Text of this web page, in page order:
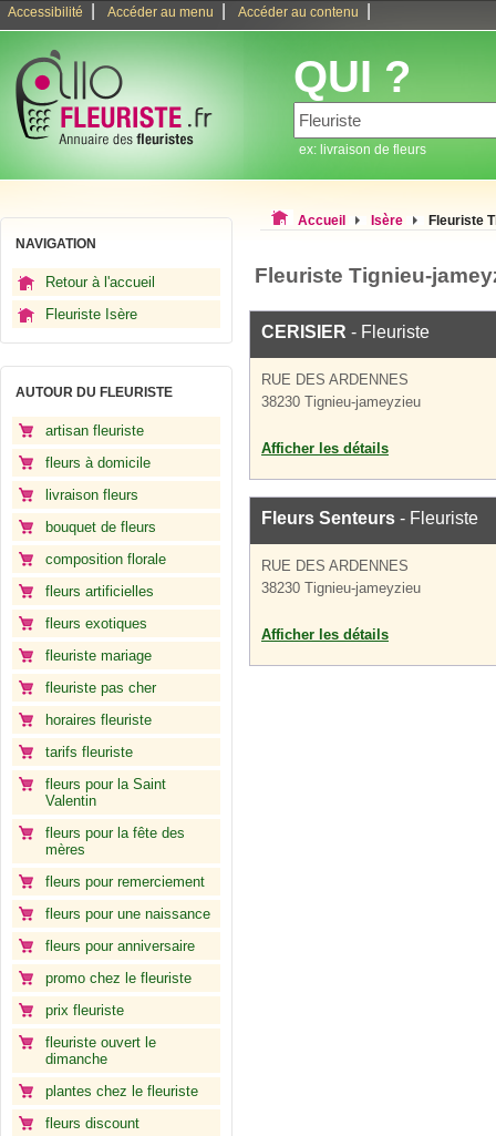
Accessibilité Accéder au menu Accéder au contenu
QUI ?
ex: livraison de fleurs
NAVIGATION
Retour à l'accueil
Fleuriste Isère
AUTOUR DU FLEURISTE
artisan fleuriste
fleurs à domicile
livraison fleurs
bouquet de fleurs
composition florale
fleurs artificielles
fleurs exotiques
fleuriste mariage
fleuriste pas cher
horaires fleuriste
tarifs fleuriste
fleurs pour la Saint
Valentin
fleurs pour la fête des
mères
fleurs pour remerciement
fleurs pour une naissance
fleurs pour anniversaire
promo chez le fleuriste
prix fleuriste
fleuriste ouvert le
dimanche
plantes chez le fleuriste
fleurs discount
Accueil Isère Fleuriste
Fleuriste Tignieu-
CERISIER - Fleuriste
RUE DES ARDENNES
38230 Tignieu-jameyzieu
Afficher les détails
Fleurs Senteurs - Fleuriste
RUE DES ARDENNES
38230 Tignieu-jameyzieu
Afficher les détails